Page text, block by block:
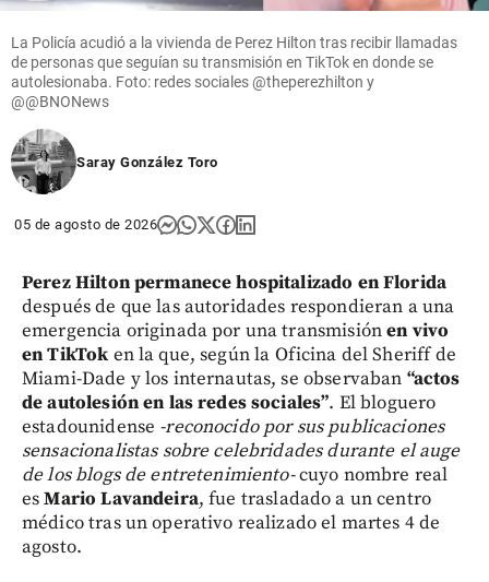
La Policía acudió a la vivienda de Perez Hilton tras recibir llamadas
de personas que seguían su transmisión en TikTok en donde se
autolesionaba. Foto: redes sociales @theperezhilton y
@@BNONews
Saray González Toro
05 de agosto de 2026
Perez Hilton permanece hospitalizado en Florida
después de que las autoridades respondieran a una
emergencia originada por una transmisiónen vivo
en TikToken la que, según la Oficina del Sheriff de
Miami-Dade y los internautas, se observaban “actos
de autolesión en las redes sociales”. El bloguero
estadounidense -reconocido por sus publicaciones
sensacionalistas sobre celebridades durante el auge
de los blogs de entretenimiento-cuyo nombre real
esMario Lavandeira, fue trasladado a un centro
médico tras un operativo realizado el martes 4 de
agosto.